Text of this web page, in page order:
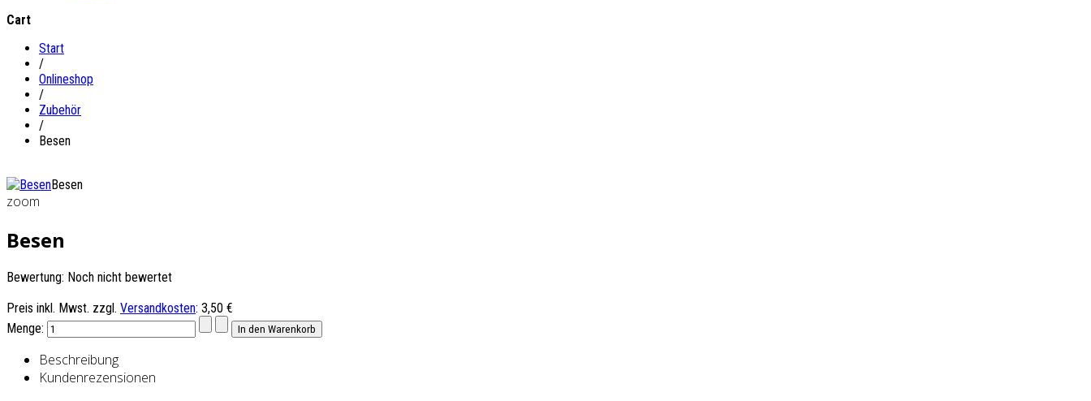
Cart
Start
/
Onlineshop
/
Zubehör
/
Besen
Besen
zoom
Besen
Bewertung: Noch nicht bewertet
Preis inkl. Mwst. zzgl. Versandkosten: 3,50 €
Menge:
Beschreibung
Kundenrezensionen